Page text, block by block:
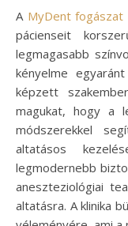
A MyDent
pácienseit
legmagasabb
kényelme
képzett
magukat, hogy a
módszerekkel
altatásos
legmodernebb
aneszteziológiai
altatásra. A klinika